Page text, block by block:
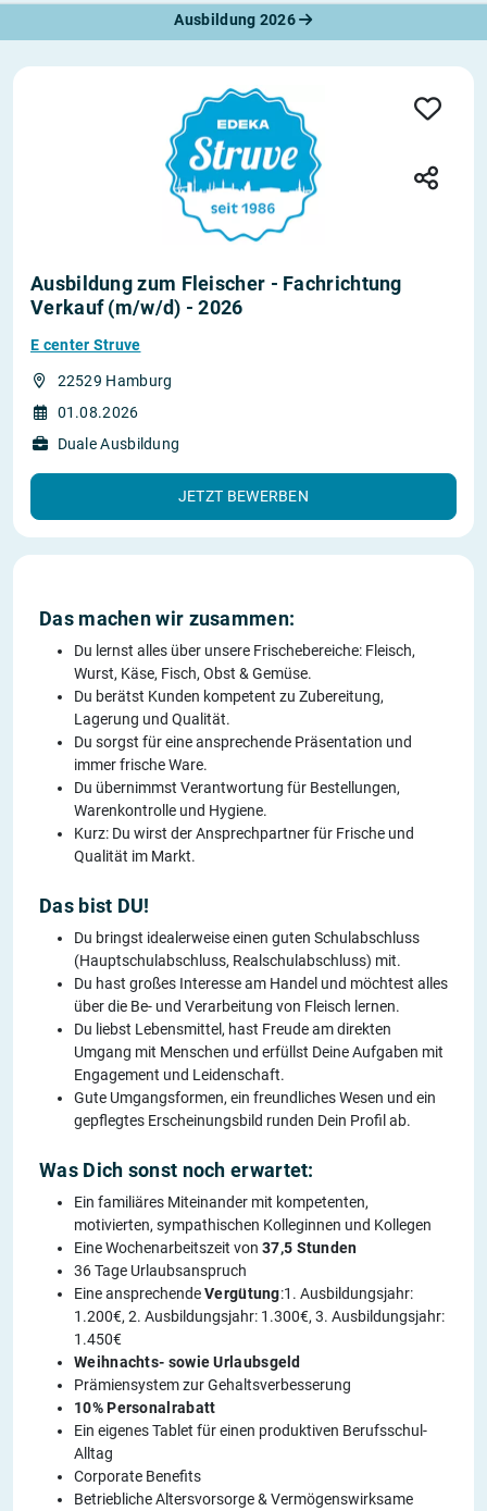
Ausbildung 2026
Ausbildung zum Fleischer - Fachrichtung
Verkauf (m/w/d) - 2026
E center Struve
22529 Hamburg
01.08.2026
Duale Ausbildung
JETZT BEWERBEN
Das machen wir zusammen:
Du lernst alles über unsere Frischebereiche: Fleisch,
Wurst, Käse, Fisch, Obst & Gemüse.
Du berätst Kunden kompetent zu Zubereitung,
Lagerung und Qualität.
Du sorgst für eine ansprechende Präsentation und
immer frische Ware.
Du übernimmst Verantwortung für Bestellungen,
Warenkontrolle und Hygiene.
Kurz: Du wirst der Ansprechpartner für Frische und
Qualität im Markt.
Das bist DU!
Du bringst idealerweise einen guten Schulabschluss
(Hauptschulabschluss, Realschulabschluss) mit.
Du hast großes Interesse am Handel und möchtest alles
über die Be- und Verarbeitung von Fleisch lernen.
Du liebst Lebensmittel, hast Freude am direkten
Umgang mit Menschen und erfüllst Deine Aufgaben mit
Engagement und Leidenschaft.
Gute Umgangsformen, ein freundliches Wesen und ein
gepflegtes Erscheinungsbild runden Dein Profil ab.
Was Dich sonst noch erwartet:
Ein familiäres Miteinander mit kompetenten,
motivierten, sympathischen Kolleginnen und Kollegen
Eine Wochenarbeitszeit von 37,5 Stunden
36 Tage Urlaubsanspruch
Eine ansprechendeVergütung:1. Ausbildungsjahr:
1.200€, 2. Ausbildungsjahr: 1.300€, 3. Ausbildungsjahr:
1.450€
Weihnachts- sowie Urlaubsgeld
Prämiensystem zur Gehaltsverbesserung
10% Personalrabatt
Ein eigenes Tablet für einen produktiven Berufsschul-
Alltag
Corporate Benefits
Betriebliche Altersvorsorge & Vermögenswirksame